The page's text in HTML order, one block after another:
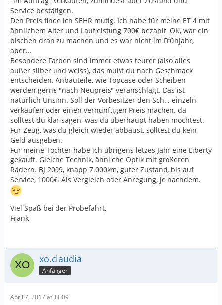
Service bestätigen.
Den Preis finde ich SEHR mutig. Ich habe für meine ET 4 mit
ähnlichem Alter und Laufleistung 700€ bezahlt. OK, war ein
bischen dran zu machen und es war nicht im Frühjahr,
aber...
Besondere Farben sind immer etwas teurer (also alles
außer silber und weiss), das mußt du nach Geschmack
entscheiden. Anbauteile, wie Topcase oder Scheiben
werden gerne "nach Neupreis" veranschlagt. Das ist
natürlich Unsinn. Soll der Vorbesitzer den Sch... einzeln
verkaufen oder einen vernünftigen Preis machen. da
solltest du klar sagen, was du überhaupt haben möchtest.
Für Zeug, was du gleich wieder abbaust, solltest du kein
Geld ausgeben.
Für meine Tochter habe ich übrigens letzes Jahr eine Liberty
gekauft. Gleiche Technik, ähnliche Optik mit größeren
Rädern. BJ 2009, knapp 7.000km, guter Zustand, bis auf
Service, 1000€. Als Vergleich oder Anregung, je nachdem.
Viel Spaß bei der Probefahrt,
Frank
xo.claudia
Anfänger
April 7, 2017 at 11:09